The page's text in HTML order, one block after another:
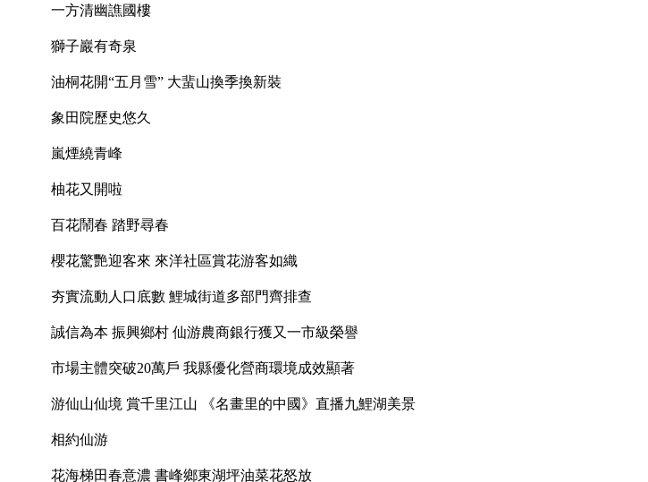
一方清幽譙國樓
獅子巖有奇泉
油桐花開“五月雪” 大蜚山換季換新裝
象田院歷史悠久
嵐煙繞青峰
柚花又開啦
百花鬧春 踏野尋春
櫻花驚艷迎客來 來洋社區賞花游客如織
夯實流動人口底數 鯉城街道多部門齊排查
誠信為本 振興鄉村 仙游農商銀行獲又一市級榮譽
市場主體突破20萬戶 我縣優化營商環境成效顯著
游仙山仙境 賞千里江山 《名畫里的中國》直播九鯉湖美景
相約仙游
花海梯田春意濃 書峰鄉東湖坪油菜花怒放